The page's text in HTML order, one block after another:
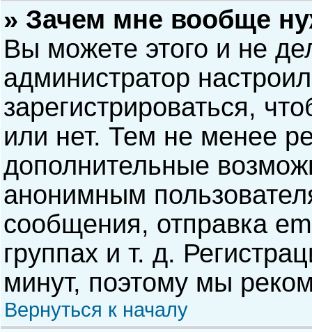
» Зачем мне вообще
Вы можете этого и не
администратор
зарегистрироваться,
или нет. Тем не менее
дополнительные
анонимным
сообщения, отправка
группах и т. д.
минут, поэтому мы
Вернуться к началу